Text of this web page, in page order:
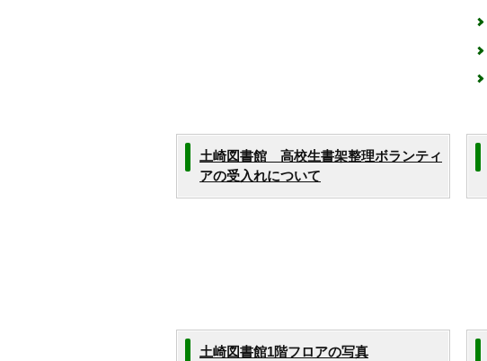
土崎図書館 高校生書架整理ボランティ
アの受入れについて
土崎図書館1階フロアの写真